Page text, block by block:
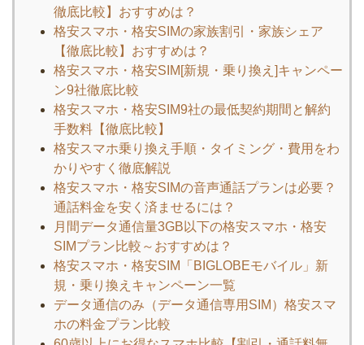
徹底比較】おすすめは？
格安スマホ・格安SIMの家族割引・家族シェア
【徹底比較】おすすめは？
格安スマホ・格安SIM[新規・乗り換え]キャンペー
ン9社徹底比較
格安スマホ・格安SIM9社の最低契約期間と解約
手数料【徹底比較】
格安スマホ乗り換え手順・タイミング・費用をわ
かりやすく徹底解説
格安スマホ・格安SIMの音声通話プランは必要？
通話料金を安く済ませるには？
月間データ通信量3GB以下の格安スマホ・格安
SIMプラン比較～おすすめは？
格安スマホ・格安SIM「BIGLOBEモバイル」新
規・乗り換えキャンペーン一覧
データ通信のみ（データ通信専用SIM）格安スマ
ホの料金プラン比較